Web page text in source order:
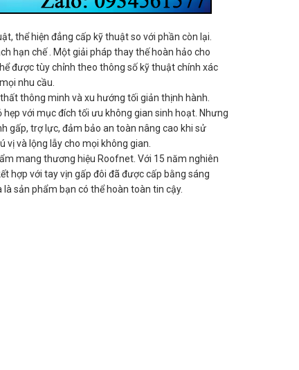
thể hiện đẳng cấp kỹ thuật so với phần còn lại.
hạn chế . Một giải pháp thay thế hoàn hảo cho
được tùy chỉnh theo thông số kỹ thuật chính xác
nhu cầu.
thông minh và xu hướng tối giản thịnh hành.
với mục đích tối ưu không gian sinh hoạt. Nhưng
gấp, trợ lực, đảm bảo an toàn nâng cao khi sử
vị và lộng lẫy cho mọi không gian.
mang thương hiệu Roofnet. Với 15 năm nghiên
hợp với tay vịn gấp đôi đã được cấp bằng sáng
sản phẩm bạn có thể hoàn toàn tin cậy.